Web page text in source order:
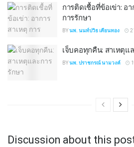
การติดเชื้อที่ข้อเข่า: อ
การรักษา
BYนพ. นนท์ปวิธ เคียนทอง
เจ็บคอทุกคืน: สาเหตุแ
BYนพ. ปราชกรณ์ นามวงค์
Discussion about this